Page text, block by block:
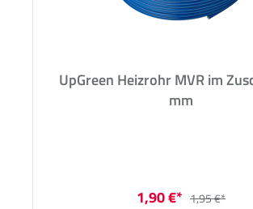
UpGreen Heizrohr MVR im
mm
1,90 €* 1,95 €*